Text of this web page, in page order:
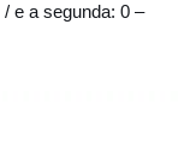
e a segunda: 0 –